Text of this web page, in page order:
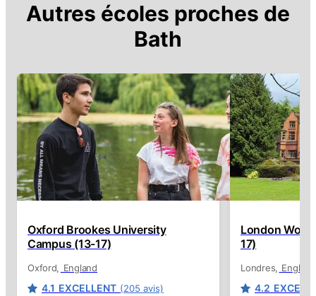
Autres écoles proches de
Bath
Oxford Brookes University
Campus (13-17)
Oxford England
4.1 EXCELLENT (205 avis)
London
17)
Londres England
4.2